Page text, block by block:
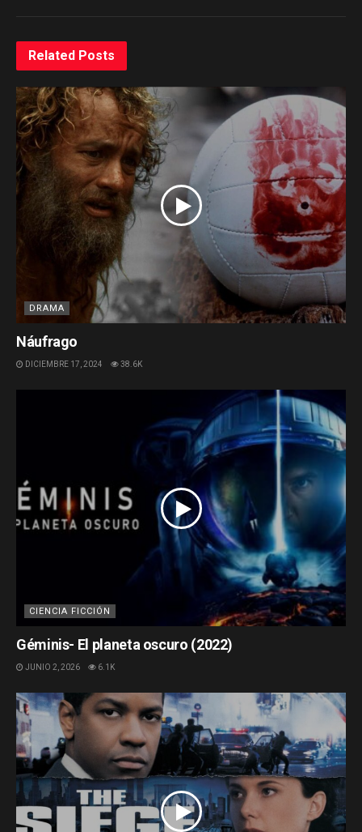
Related Posts
DRAMA
Náufrago
DICIEMBRE 17, 2024 38.6K
CIENCIA FICCIÓN
Géminis- El planeta oscuro (2022)
JUNIO 2, 2026 6.1K